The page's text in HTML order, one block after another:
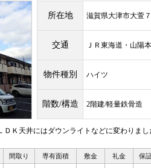
所在地 滋賀県大津市大萱
交通 ＪＲ東海道・山陽
物件種別 ハイツ
階数/構造 2階建/軽量鉄骨造
Ｋ天井にはダウンライトなどに変わりま
間取り 専有面積 敷金 礼金 保